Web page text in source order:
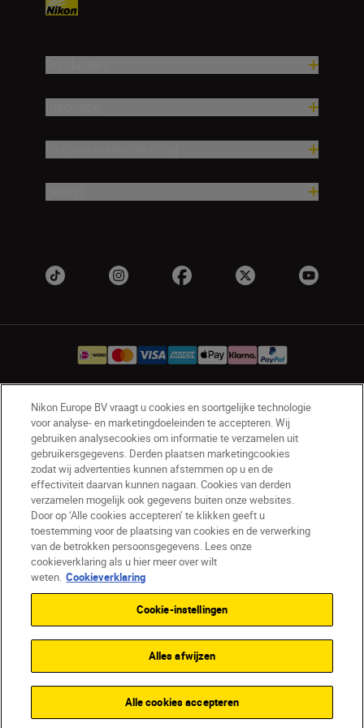
NL Nikon Sites
Contact opnemen
Privacyverklaring
Gebruiksvoorwaarden
Nikon Store - Algemene voorwaarden
Cookieverklaring
Toegankelijkheid
Cookie-instellingen
© 2026 Nikon
SKIP
Nikon Europe BV vraagt u cookies en soortgelijke technologie
voor analyse- en marketingdoeleinden te accepteren. Wij
gebruiken analysecookies om informatie te verzamelen uit
gebruikersgegevens. Derden plaatsen marketingcookies
zodat wij advertenties kunnen afstemmen op u en de
effectiviteit daarvan kunnen nagaan. Cookies van derden
verzamelen mogelijk ook gegevens buiten onze websites.
Door op ‘Alle cookies accepteren’ te klikken geeft u
toestemming voor de plaatsing van cookies en de verwerking
van de betrokken persoonsgegevens. Lees onze
cookieverklaring als u hier meer over wilt
weten. Cookieverklaring
Cookie-instellingen
Alles afwijzen
Alle cookies accepteren